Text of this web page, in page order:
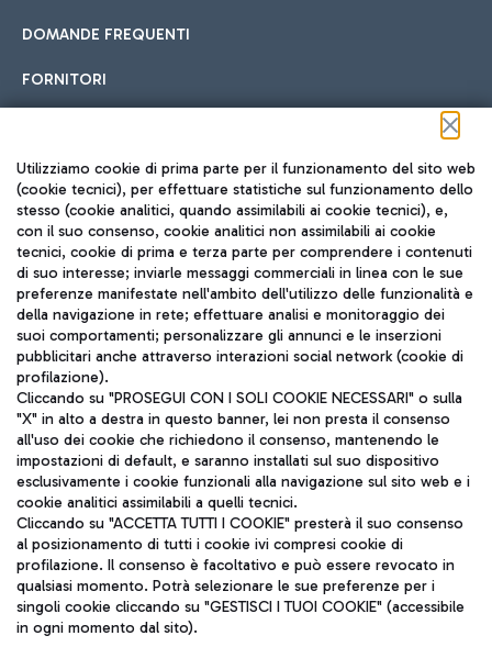
DOMANDE FREQUENTI
FORNITORI
Seguici sui social
TRAVEL JOURNAL
ITA
Aeroporti di Roma S.p.A. - Società soggetta a direzione e
coordinamento di Mundys S.p.A.
Codice fiscale e Registro delle Imprese di Roma 13032990155 P.
IVA 06572251004
Capitale sociale 62.224.743,00 int. vers.
Sede legale: Via Pier Paolo Racchetti 1 - 00054 Fiumicino (RM)
telefono +39 06 65951
Utilizziamo cookie di prima parte per il funzionamento del sito web
(cookie tecnici), per effettuare statistiche sul funzionamento dello
stesso (cookie analitici, quando assimilabili ai cookie tecnici), e,
con il suo consenso, cookie analitici non assimilabili ai cookie
tecnici, cookie di prima e terza parte per comprendere i contenuti
di suo interesse; inviarle messaggi commerciali in linea con le sue
preferenze manifestate nell'ambito dell'utilizzo delle funzionalità e
della navigazione in rete; effettuare analisi e monitoraggio dei
suoi comportamenti; personalizzare gli annunci e le inserzioni
pubblicitari anche attraverso interazioni social network (cookie di
profilazione).
Cliccando su "PROSEGUI CON I SOLI COOKIE NECESSARI" o sulla
"X" in alto a destra in questo banner, lei non presta il consenso
all'uso dei cookie che richiedono il consenso, mantenendo le
impostazioni di default, e saranno installati sul suo dispositivo
esclusivamente i cookie funzionali alla navigazione sul sito web e i
cookie analitici assimilabili a quelli tecnici.
Cliccando su "ACCETTA TUTTI I COOKIE" presterà il suo consenso
al posizionamento di tutti i cookie ivi compresi cookie di
profilazione. Il consenso è facoltativo e può essere revocato in
qualsiasi momento. Potrà selezionare le sue preferenze per i
singoli cookie cliccando su "GESTISCI I TUOI COOKIE" (accessibile
in ogni momento dal sito).